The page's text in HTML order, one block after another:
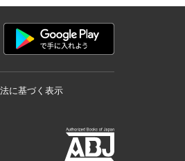
に基づく表示